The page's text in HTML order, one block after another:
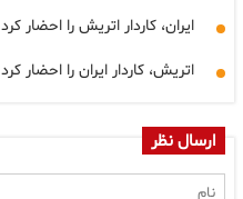
ایران، کاردار اتریش را احضار کرد
اتریش، کاردار ایران را احضار کرد
ارسال نظر